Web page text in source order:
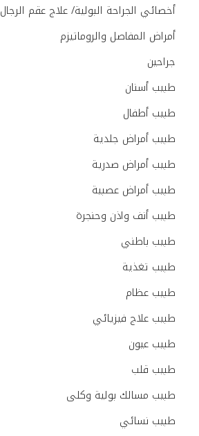
أخصائي الجراحة البولية/ علاج عقم الرجال
أمراض المفاصل والروماتيزم
جراحين
طبيب أسنان
طبيب أطفال
طبيب أمراض جلدية
طبيب أمراض صدرية
طبيب أمراض عصبية
طبيب أنف واذن وحنجرة
طبيب باطني
طبيب تغذية
طبيب عظام
طبيب علاج فيزيائي
طبيب عيون
طبيب قلب
طبيب مسالك بولية وكلى
طبيب نسائي